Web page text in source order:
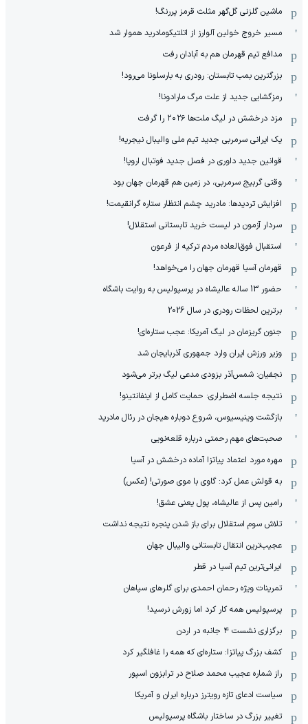
ماشین گلزنی گل‌گهر مثلث قرمز پررنگ!
مسیر خروج خولین آلوارز از اتلتیکومادرید هموار شد
مدافع تیم قهرمان هم به آبادان رفت
بزرگترین بمب تابستان: رودری به بارسلونا می‌رود!
رمزگشایی جدید از علت مرگ مارادونا!
مزد درخشش در لیگ ملت‌ها ٢٠٢۶ را گرفت
یک ایرانی سرمربی جدید تیم ملی والیبال نیجریه!
قوانین جدید داوری در فصل جدید فوتبال اروپا!
وقتی گربیج سرمربی، در زمین هم قهرمان جهان بود
افزایش تردیدها: مادرید چشم انتظار ستاره گرانقیمت!
سردار آزمون در لیست خرید تابستانی استقلال!
استقبال فوق‌‌العاده مردم ترکیه از فرعون
قهرمان آسیا قهرمان جهان را می‌خواهد!
حضور 13 ساله عالیشاه در پرسپولیس به روایت باشگاه
برترین لحظات رودری در سال 2026
جنون گریزمان در لیگ آمریکا: عجب ستاره‌ای!
وزیر ورزش ایران وارد جمهوری آذربایجان شد
نجفیان: شمس‌آذر بزودی مدعی لیگ برتر می‌شود
نتیجه جلسه اضطراری: حمایت کامل از اینفانتینو!
بازگشت وینیسیوس، شروع دوباره هیجان در رئال مادرید
صحبت‌های مهم رحمتی درباره قلعه‌نویی
مهره مورد اعتماد پیاتزا آماده درخشش در آسیا
به قولش عمل کرد: گاوی با موی صورتی! (عکس)
رامین پس از عالیشاه، پول یعنی عشق!
تلاش سوم استقلال برای باز شدن پنجره نتیجه نداشت
عجیب‌ترین انتقال تابستانی والیبال جهان
ایرانی‌ترین تیم آسیا در قطر
تمرینات ویژه رحمان احمدی برای گلرهای سپاهان
پرسپولیس همه کار کرد اما زورش نرسید!
برگزاری نشست ۴ جانبه در اردن
کشف بزرگ پیاتزا: ستاره‌ای که همه را غافلگیر کرد
راز شماره عجیب محمد صلاح در ترابزون اسپور
سیاست ادعای تازه رویترز درباره ایران و آمریکا
تغییر بزرگ در ساختار باشگاه پرسپولیس